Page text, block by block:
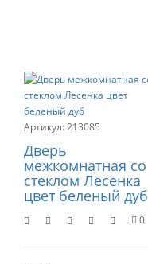
213085
Дверь
межкомнатная со
стеклом Лесенка
цвет беленый дуб
0